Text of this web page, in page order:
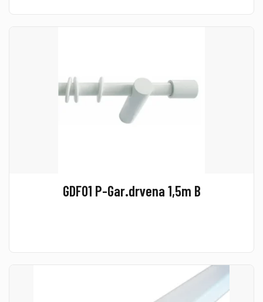
GDF01 P-Gar.drvena 1,5m B